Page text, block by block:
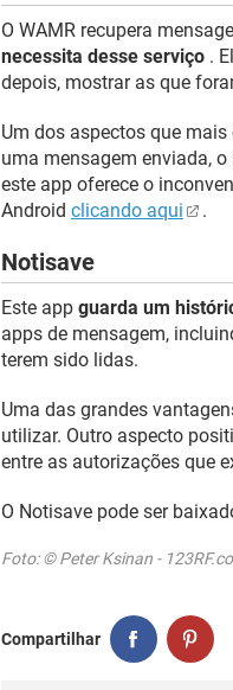
O WAMR recupera
necessita desse serviço .
depois, mostrar as que
Um dos aspectos que
uma mensagem enviada, o
este app oferece o
Android clicando aqui .
Notisave
Este app guarda um
apps de mensagem,
terem sido lidas.
Uma das grandes
utilizar. Outro aspecto
entre as autorizações que
O Notisave pode ser
Foto: © Peter Ksinan -
Compartilhar